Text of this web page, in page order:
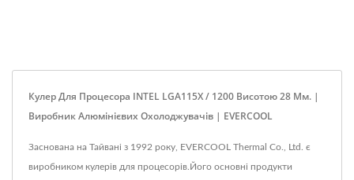
Кулер Для Процесора INTEL LGA115X / 1200 Висотою 28 Мм. |
Виробник Алюмінієвих Охолоджувачів | EVERCOOL
Заснована на Тайвані з 1992 року, EVERCOOL Thermal Co., Ltd. є
виробником кулерів для процесорів.Його основні продукти